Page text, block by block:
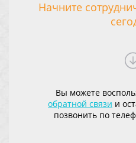
Начните
Вы можете
обратной связи и
позвонить по